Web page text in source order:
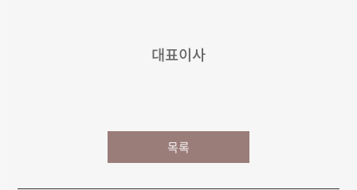
대표이사
목록